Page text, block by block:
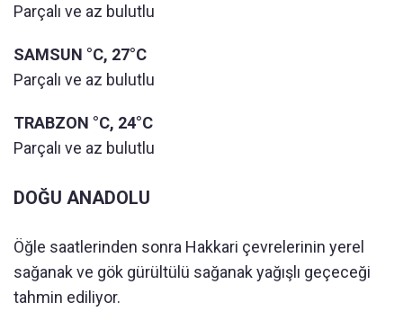
Parçalı ve az bulutlu
SAMSUN °C, 27°C
Parçalı ve az bulutlu
TRABZON °C, 24°C
Parçalı ve az bulutlu
DOĞU ANADOLU
Öğle saatlerinden sonra Hakkari çevrelerinin yerel
sağanak ve gök gürültülü sağanak yağışlı geçeceği
tahmin ediliyor.